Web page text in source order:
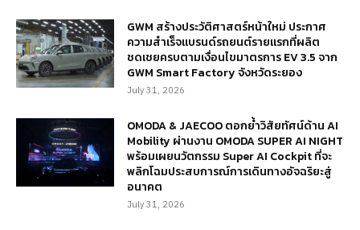
GWM สร้างประวัติศาสตร์หน้าใหม่ ประกาศ
ความสำเร็จแบรนด์รถยนต์รายแรกที่ผลิต
ชดเชยครบตามเงื่อนไขมาตรการ EV 3.5 จาก
GWM Smart Factory จังหวัดระยอง
July 31, 2026
OMODA & JAECOO ตอกย้ำวิสัยทัศน์ด้าน AI
Mobility ผ่านงาน OMODA SUPER AI NIGHT
พร้อมเผยนวัตกรรม Super AI Cockpit ที่จะ
พลิกโฉมประสบการณ์การเดินทางอัจฉริยะสู่
อนาคต
July 31, 2026